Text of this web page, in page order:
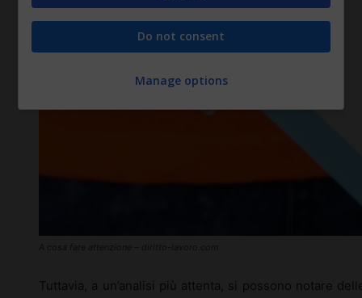
Tuttavia, a un’analisi più attenta, si possono notare
Do not consent
Manage options